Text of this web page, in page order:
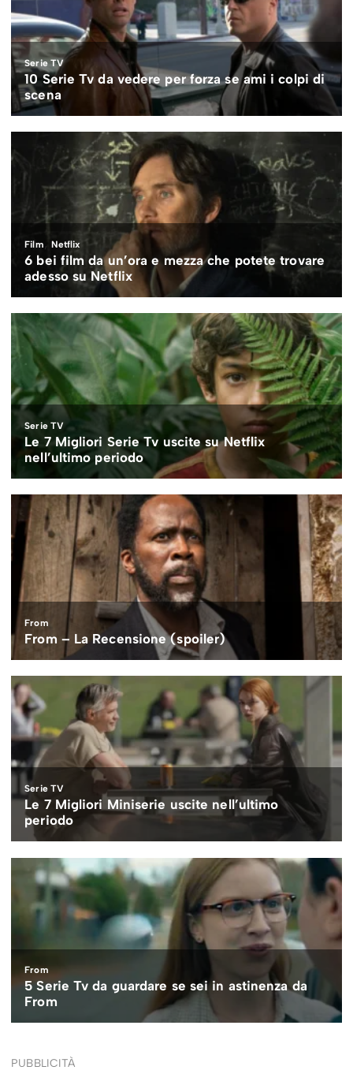
PUBBLICITÀ